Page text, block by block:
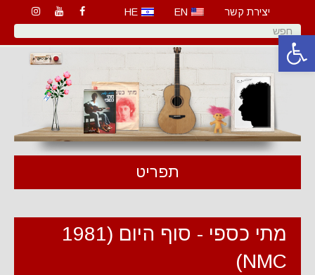
פתח סרגל נגישות
יצירת קשר EN
HE
תפריט
מתי כספי - סוף היום (1981
NMC)